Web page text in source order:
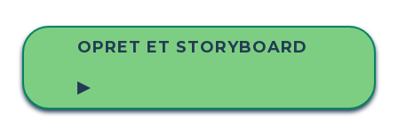
OPRET ET STORYBOARD
▶